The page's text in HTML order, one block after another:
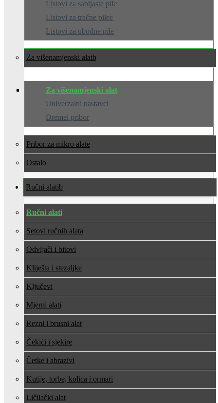
Listovi za sabljaste pile
Listovi za tračne pilee
Listovi za ubodne pile
Za višenamjenski alat
Za višenamjenski alat
Univerzalni nastavci
Dremel pribor
Pribor za mikro alate
Ostalo
Ručni alati
Ručni alati
Setovi ručnih alata
Odvijači i bitovi
Kliješta i stezaljke
Ključevi
Mjerni alati
Rezni i brusni alat
Čekići i sjekire
Četke i abrazivi
Kutije, torbe, kolica i ormari
Ličilački alat